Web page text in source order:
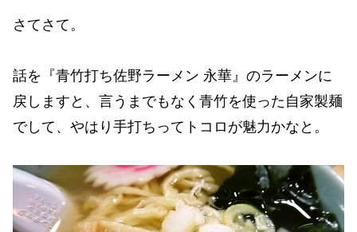
さてさて。
話を『青竹打ち佐野ラーメン 永華』のラーメンに
戻しますと、言うまでもなく青竹を使った自家製麺
でして、やはり手打ちってトコロが魅力かなと。